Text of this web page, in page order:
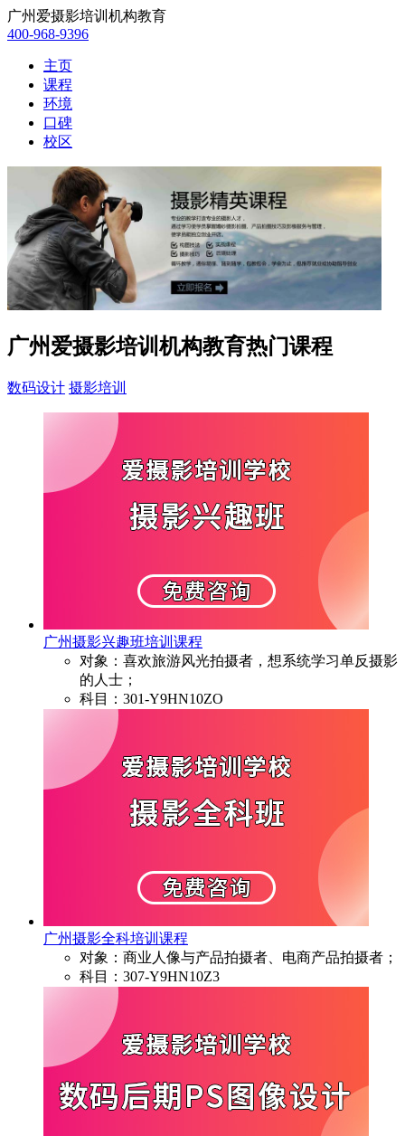
广州爱摄影培训机构教育
400-968-9396
主页
课程
环境
口碑
校区
广州爱摄影培训机构教育热门课程
数码设计 摄影培训
广州摄影兴趣班培训课程
对象：喜欢旅游风光拍摄者，想系统学习单反摄影
的人士；
科目：301-Y9HN10ZO
广州摄影全科培训课程
对象：商业人像与产品拍摄者、电商产品拍摄者；
科目：307-Y9HN10Z3